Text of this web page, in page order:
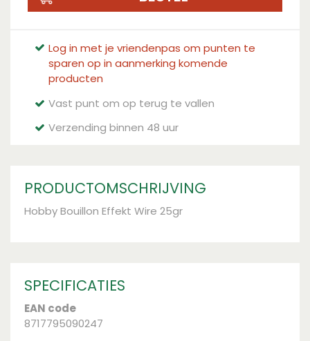
Log in met je vriendenpas om punten te
sparen op in aanmerking komende
producten
Vast punt om op terug te vallen
Verzending binnen 48 uur
PRODUCTOMSCHRIJVING
Hobby Bouillon Effekt Wire 25gr
SPECIFICATIES
EAN code
8717795090247